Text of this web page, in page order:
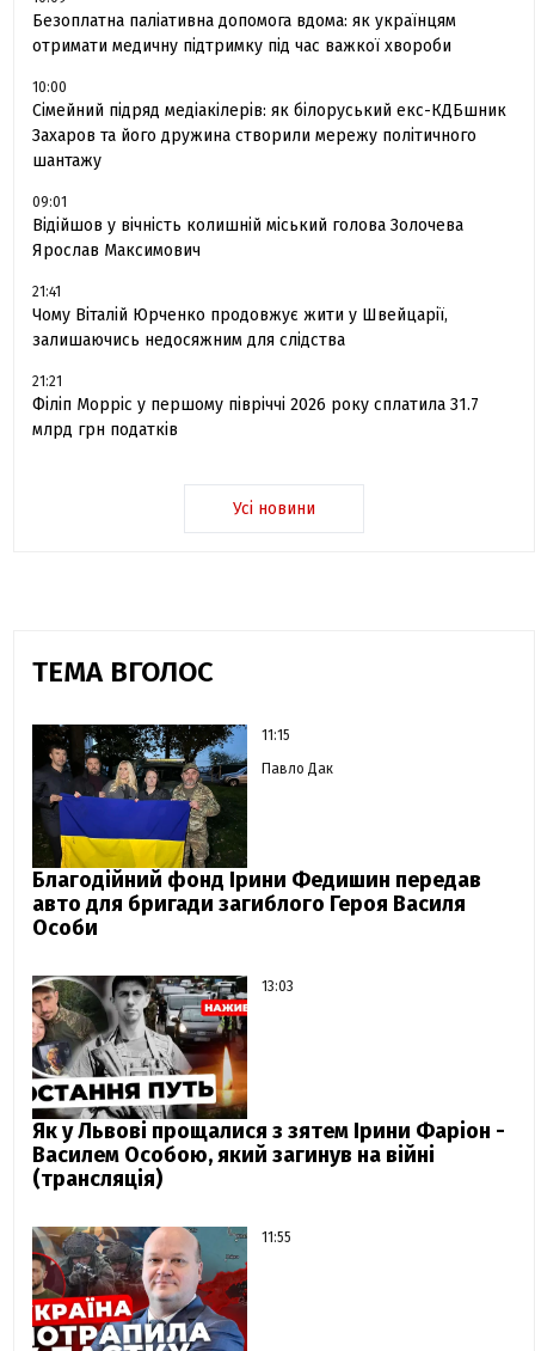
Безоплатна паліативна допомога вдома: як українцям
отримати медичну підтримку під час важкої хвороби
10:00
Сімейний підряд медіакілерів: як білоруський екс-КДБшник
Захаров та його дружина створили мережу політичного
шантажу
09:01
Відійшов у вічність колишній міський голова Золочева
Ярослав Максимович
21:41
Чому Віталій Юрченко продовжує жити у Швейцарії,
залишаючись недосяжним для слідства
21:21
Філіп Морріс у першому півріччі 2026 року сплатила 31.7
млрд грн податків
Усі новини
ТЕМА ВГОЛОС
11:15
Павло Дак
Благодійний фонд Ірини Федишин передав
авто для бригади загиблого Героя Василя
Особи
13:03
Як у Львові прощалися з зятем Ірини Фаріон -
Василем Особою, який загинув на війні
(трансляція)
11:55